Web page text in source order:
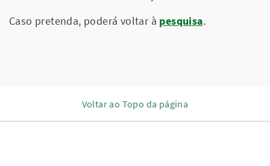
Caso pretenda, poderá voltar à pesquisa.
Voltar ao Topo da página